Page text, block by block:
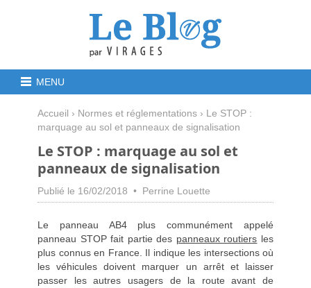
MENU
Accueil › Normes et réglementations › Le STOP :
marquage au sol et panneaux de signalisation
Le STOP : marquage au sol et
panneaux de signalisation
Publié le 16/02/2018 • Perrine Louette
Le panneau AB4 plus communément appelé
panneau STOP fait partie des panneaux routiers les
plus connus en France. Il indique les intersections où
les véhicules doivent marquer un arrêt et laisser
passer les autres usagers de la route avant de